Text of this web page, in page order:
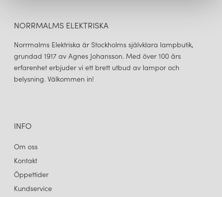
NORRMALMS ELEKTRISKA
Norrmalms Elektriska är Stockholms självklara lampbutik,
grundad 1917 av Agnes Johansson. Med över 100 års
erfarenhet erbjuder vi ett brett utbud av lampor och
belysning. Välkommen in!
INFO
Om oss
Kontakt
Öppettider
Kundservice